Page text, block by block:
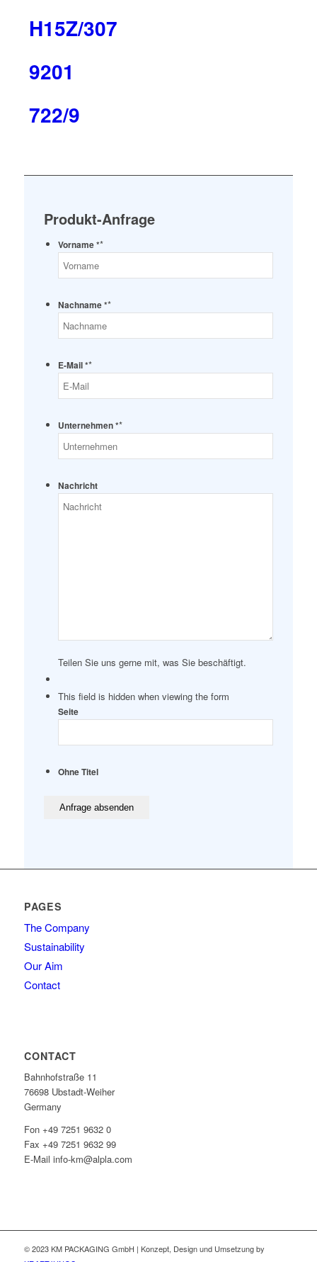
H15Z/307
9201
722/9
Produkt-Anfrage
Vorname **
Nachname **
E-Mail **
Unternehmen **
Nachricht
Teilen Sie uns gerne mit, was Sie beschäftigt.
This field is hidden when viewing the form
Seite
Ohne Titel
PAGES
The Company
Sustainability
Our Aim
Contact
CONTACT
Bahnhofstraße 11
76698 Ubstadt-Weiher
Germany
Fon +49 7251 9632 0
Fax +49 7251 9632 99
E-Mail info-km@alpla.com
© 2023 KM PACKAGING GmbH | Konzept, Design und Umsetzung by